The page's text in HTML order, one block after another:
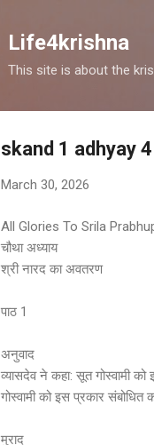
Life4krishna
This site is about the
skand 1 adhyay 4
March 30, 2026
All Glories To Srila
चौथा अध्याय
श्री नारद का अवतरण
पाठ 1
अनुवाद
व्यासदेव ने कहा: सूत गोस्वामी
गोस्वामी को इस प्रकार संबोधित
मुराद